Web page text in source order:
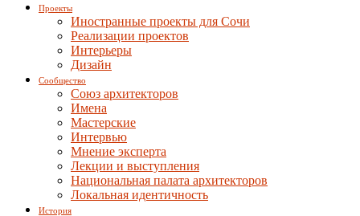
Проекты
Иностранные проекты для Сочи
Реализации проектов
Интерьеры
Дизайн
Сообщество
Союз архитекторов
Имена
Мастерские
Интервью
Мнение эксперта
Лекции и выступления
Национальная палата архитекторов
Локальная идентичность
История